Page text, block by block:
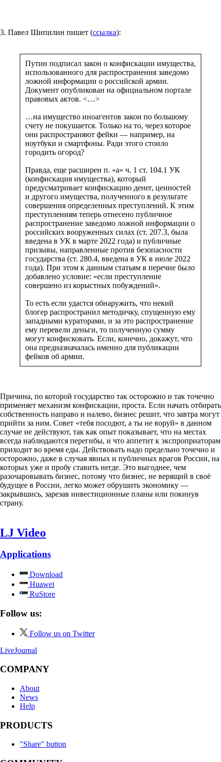
3. Павел Шипилин пишет (ссылка):
Путин подписал закон о конфискации имущества,
использованного для распространения заведомо
ложной информации о российской армии.
Документ опубликован на официальном портале
правовых актов. <…>
…на имущество иноагентов закон по большому
счету не покушается. Только на то, через которое
они распространяют фейки — например, на
ноутбуки и смартфоны. Ради этого стоило
городить огород?
Правда, еще расширен п. «а» ч. 1 ст. 104.1 УК
(конфискация имущества), который
предусматривает конфискацию денег, ценностей
и другого имущества, полученного в результате
совершения определенных преступлений. К этим
преступлениям теперь отнесено публичное
распространение заведомо ложной информации о
российских вооруженных силах (ст. 207.3, была
введена в УК в марте 2022 года) и публичные
призывы, направленные против безопасности
государства (ст. 280.4, введена в УК в июле 2022
года). При этом к данным статьям в перечне было
добавлено условие: «если преступление
совершено из корыстных побуждений».
То есть если удастся обнаружить, что некий
блогер распространил методичку, спущенную ему
западными кураторами, и за это распространение
ему перевели деньги, то полученную сумму
могут конфисковать. Если, конечно, докажут, что
она предназначалась именно для публикации
фейков об армии.
Причина, по которой государство так осторожно и так точечно
применяет механизм конфискации, проста. Если начать отбирать
собственность направо и налево, бизнес решит, что завтра могут
прийти за ним. Совет «тебя посодют, а ты не воруй» в данном
случае не действуют, так как опыт показывает, что на местах
всегда наблюдаются перегибы, и что аппетит к экспроприаторам
приходит во время еды. Действовать надо предельно точечно и
осторожно, даже в случая явных и публичных врагов России, на
которых уже и пробу ставить негде. Это выгоднее, чем
разочаровывать бизнес, потому что бизнес, не верящий в своё
будущее в России, легко может обрушить экономику —
закрывшись, зарезав инвестиционные планы или покинув
страну.
LJ Video
Applications
Download
Huawei
RuStore
Follow us:
Follow us on Twitter
LiveJournal
COMPANY
About
News
Help
PRODUCTS
"Share" button